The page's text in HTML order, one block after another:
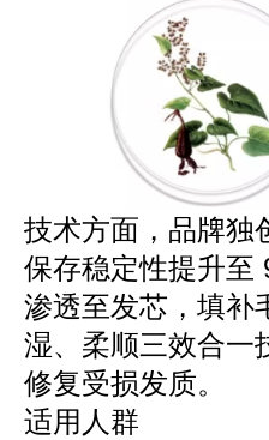
技术方面，品牌独
保存稳定性提升至
渗透至发芯，填补
湿、柔顺三效合一
修复受损发质。
适用人群